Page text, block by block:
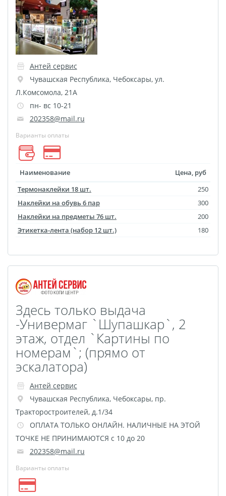
Оживающий дневник
Фото на документы
онлайн
Раскраски
Печать документов
Печати, штампы и
Печать чертежей
Прямоугольные
стикеры
Фигурные стикеры
Стикерпаки
Оживающий торт
Загрузка видео для AR
Майки с символикой
подрамником
Картины на холсте
Оживающее письмо от
деда Мороза
Елочный шар с
оживающей фотограф
подарочные наборы
Календарь плакат
оживающий
Календарь перекидной
оживающий
Оживающие визитки
Календарь отрывной
Антей сервис
Чувашская Республика, Чебоксары, ул.
Л.Комсомола, 21А
пн- вс 10-21
202358@mail.ru
Варианты оплаты
Наименование
Цена, руб
Термонаклейки 18 шт.
250
Наклейки на обувь 6 пар
300
Наклейки на предметы 76 шт.
200
Этикетка-лента (набор 12 шт.)
180
Здесь только выдача
-Универмаг `Шупашкар`, 2
этаж, отдел `Картины по
номерам`; (прямо от
эскалатора)
Антей сервис
Чувашская Республика, Чебоксары, пр.
Тракторостроителей, д.1/34
ОПЛАТА ТОЛЬКО ОНЛАЙН. НАЛИЧНЫЕ НА ЭТОЙ
ТОЧКЕ НЕ ПРИНИМАЮТСЯ с 10 до 20
202358@mail.ru
Варианты оплаты